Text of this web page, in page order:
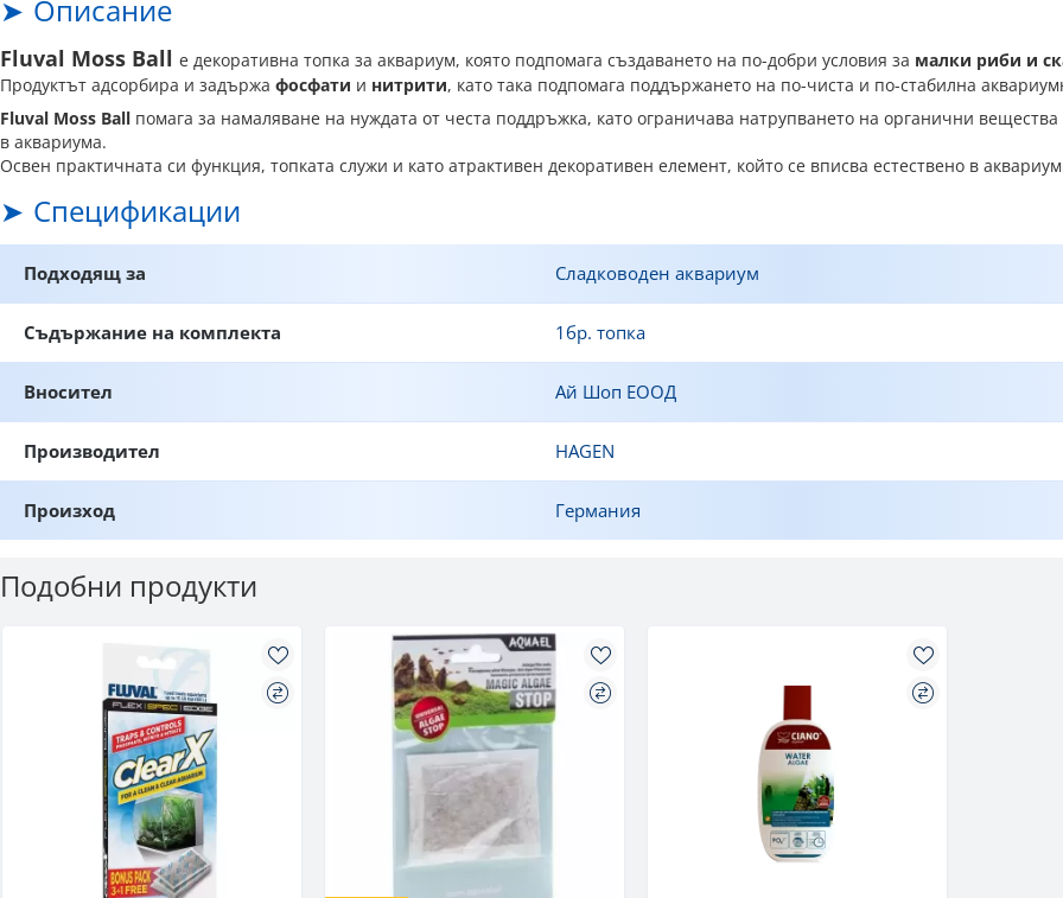
Описание
Fluval Moss Ball е декоративна топка за аквариум, която подпомага създаването на по-добри условия за малки риби и
Продуктът адсорбира и задържа фосфати и нитрити, като така подпомага поддържането на по-чиста и по-стабилна
Fluval Moss Ball помага за намаляване на нуждата от честа поддръжка, като ограничава натрупването на органични
в аквариума.
Освен практичната си функция, топката служи и като атрактивен декоративен елемент, който се вписва естествено в
Спецификации
Подходящ за Сладководен аквариум
Съдържание на комплекта 1бр. топка
Вносител Ай Шоп ЕООД
Производител HAGEN
Произход Германия
Подобни продукти